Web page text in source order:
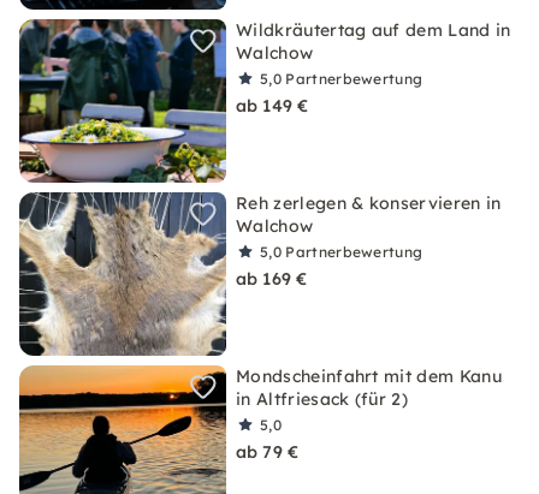
Wildkräutertag auf dem Land in
Walchow
5,0 Partnerbewertung
ab 149 €
Reh zerlegen & konservieren in
Walchow
5,0 Partnerbewertung
ab 169 €
Mondscheinfahrt mit dem Kanu
in Altfriesack (für 2)
5,0
ab 79 €